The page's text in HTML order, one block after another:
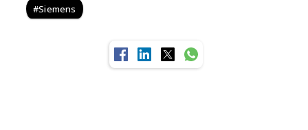
Siemens